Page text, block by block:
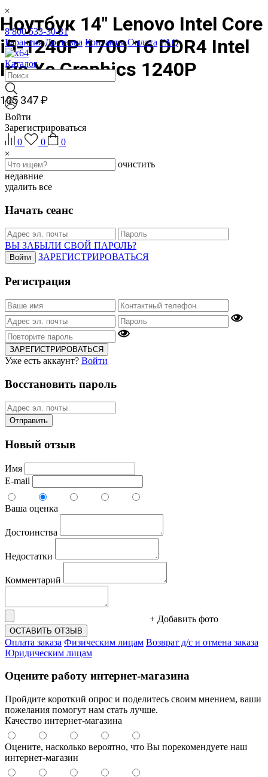
8 800 533-30-31
Гарантия Доставка Контакты Оплата FAQ
Каталог
Войти
Зарегистрироваться
0
0 0
очистить
недавние
удалить все
Начать сеанс
ВЫ ЗАБЫЛИ СВОЙ ПАРОЛЬ?
Войти ЗАРЕГИСТРИРОВАТЬСЯ
Регистрация
ЗАРЕГИСТРИРОВАТЬСЯ
Уже есть аккаунт? Войти
Восстановить пароль
Отправить
Новый отзыв
Имя
E-mail
Ваша оценка
Достоинства
Недостатки
Комментарий
+ Добавить фото
ОСТАВИТЬ ОТЗЫВ
Оплата заказа Физическим лицам Возврат д/с и отмена заказа
Юридическим лицам
Оцените работу интернет-магазина
Пройдите короткий опрос и поделитесь своим мнением, ваши
пожелания помогут нам стать лучше.
Качество интернет-магазина
Оцените, насколько вероятно, что Вы порекомендуете наш
интернет-магазин
Ноутбук 14" Lenovo Intel Core
i5-1240P 1700 16 DDR4 Intel
Iris Xe Graphics 1240P
105 347 ₽